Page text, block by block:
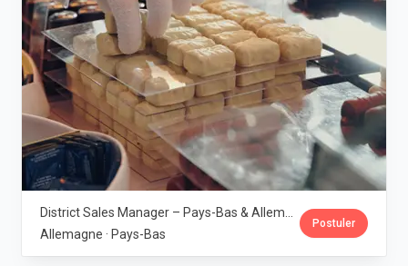
Allemagne · Pays-Bas
Postuler